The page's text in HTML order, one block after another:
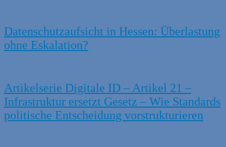
Datenschutzaufsicht in Hessen: Überlastung
ohne Eskalation?
Artikelserie Digitale ID – Artikel 21 –
Infrastruktur ersetzt Gesetz – Wie Standards
politische Entscheidung vorstrukturieren